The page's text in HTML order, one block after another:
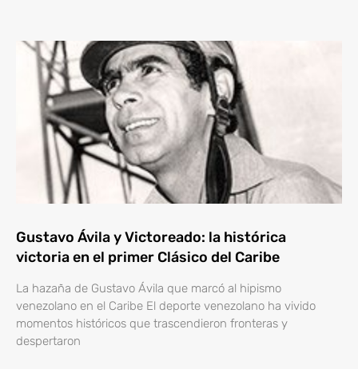
Gustavo Ávila y Victoreado: la histórica
victoria en el primer Clásico del Caribe
La hazaña de Gustavo Ávila que marcó al hipismo
venezolano en el Caribe El deporte venezolano ha vivido
momentos históricos que trascendieron fronteras y
despertaron